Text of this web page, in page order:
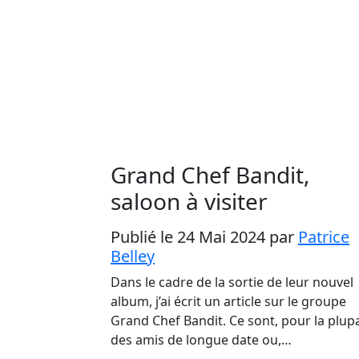
Grand Chef Bandit,
saloon à visiter
Publié le 24 Mai 2024 par Patrice
Belley
Dans le cadre de la sortie de leur nouvel
album, j’ai écrit un article sur le groupe
Grand Chef Bandit. Ce sont, pour la
des amis de longue date ou,…